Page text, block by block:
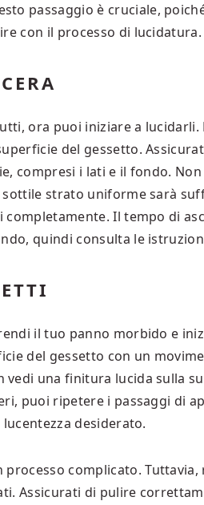
passaggio è cruciale,
con il processo di lucidatura.
ora puoi iniziare a lucidarli.
del gessetto.
compresi i lati e il fondo. Non
strato uniforme sarà
completamente. Il tempo di
quindi consulta le
il tuo panno morbido e
del gessetto con un
una finitura lucida sulla
puoi ripetere i passaggi di
desiderato.
complicato. Tuttavia,
Assicurati di pulire